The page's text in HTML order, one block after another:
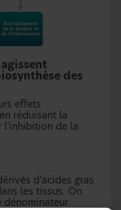
agissent
des
effets
réduisant la
l’inhibition de la
d’acides gras
les tissus. On
dénominateur